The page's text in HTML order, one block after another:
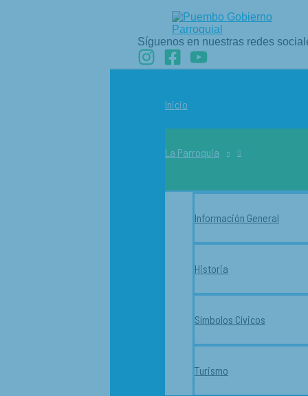
Síguenos en nuestras redes
Inicio
La Parroquia
Información General
Historia
Símbolos Cívicos
Turismo